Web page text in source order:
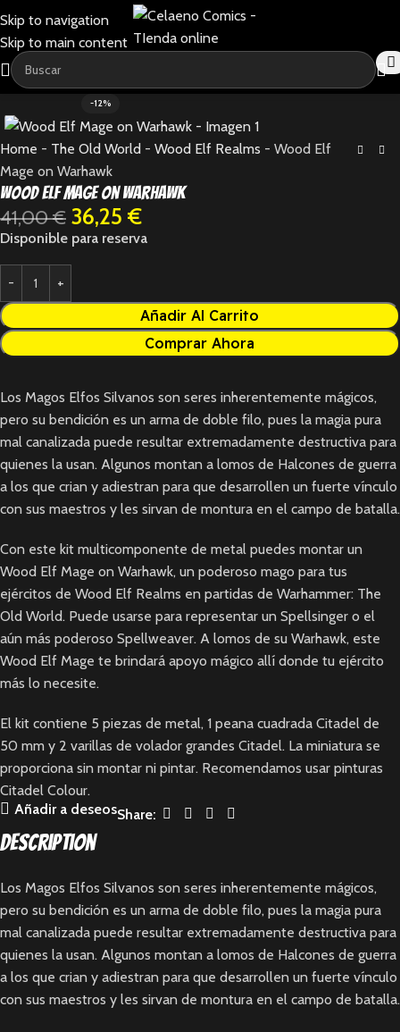
Skip to navigation
Skip to main content
-12%
Home - The Old World - Wood Elf Realms - Wood Elf
Mage on Warhawk
Wood Elf Mage on Warhawk
41,00€ 36,25 €
Disponible para reserva
Añadir Al Carrito
Comprar Ahora
Los Magos Elfos Silvanos son seres inherentemente mágicos,
pero su bendición es un arma de doble filo, pues la magia pura
mal canalizada puede resultar extremadamente destructiva para
quienes la usan. Algunos montan a lomos de Halcones de guerra
a los que crian y adiestran para que desarrollen un fuerte vínculo
con sus maestros y les sirvan de montura en el campo de batalla.
Con este kit multicomponente de metal puedes montar un
Wood Elf Mage on Warhawk, un poderoso mago para tus
ejércitos de Wood Elf Realms en partidas de Warhammer: The
Old World. Puede usarse para representar un Spellsinger o el
aún más poderoso Spellweaver. A lomos de su Warhawk, este
Wood Elf Mage te brindará apoyo mágico allí donde tu ejército
más lo necesite.
El kit contiene 5 piezas de metal, 1 peana cuadrada Citadel de
50 mm y 2 varillas de volador grandes Citadel. La miniatura se
proporciona sin montar ni pintar. Recomendamos usar pinturas
Citadel Colour.
Añadir a deseosShare:
Description
Los Magos Elfos Silvanos son seres inherentemente mágicos,
pero su bendición es un arma de doble filo, pues la magia pura
mal canalizada puede resultar extremadamente destructiva para
quienes la usan. Algunos montan a lomos de Halcones de guerra
a los que crian y adiestran para que desarrollen un fuerte vínculo
con sus maestros y les sirvan de montura en el campo de batalla.